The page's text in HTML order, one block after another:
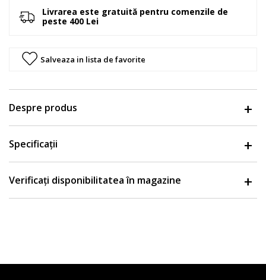
Livrarea este gratuită pentru comenzile de
peste 400 Lei
Salveaza in lista de favorite
Despre produs
Specificații
Verificați disponibilitatea în magazine